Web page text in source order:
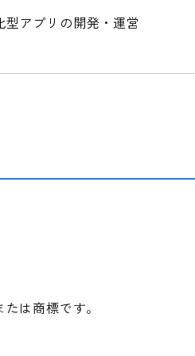
アプリの開発・運営
は商標です。